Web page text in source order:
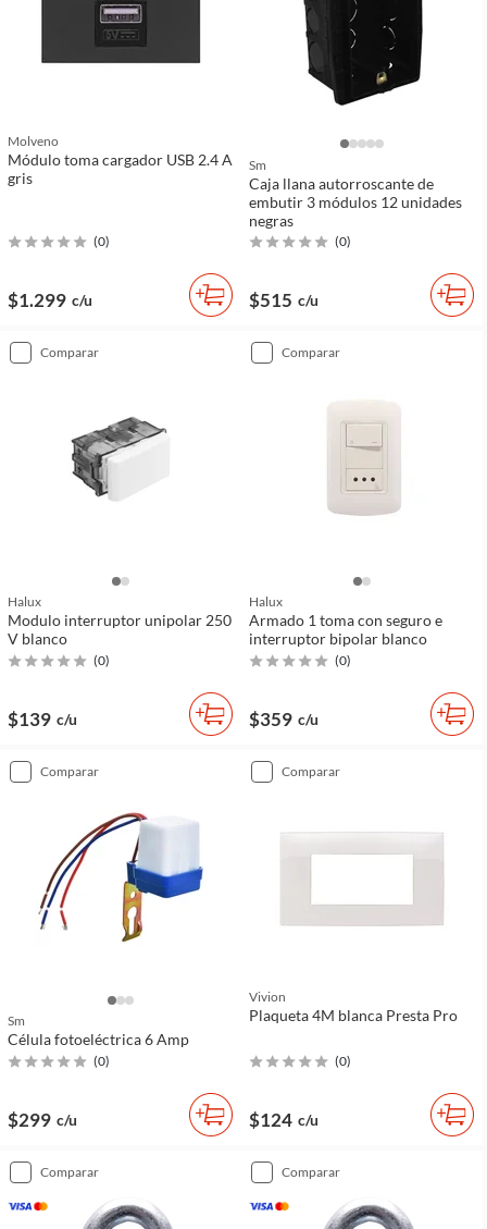
Molveno
Módulo toma cargador USB 2.4 A
gris
(0)
$1.299 c/u
Sm
Caja llana autorroscante de
embutir 3 módulos 12 unidades
negras
(0)
$515 c/u
comparar
Halux
Modulo interruptor unipolar 250
V blanco
(0)
$139 c/u
comparar
Halux
Armado 1 toma con seguro e
interruptor bipolar blanco
(0)
$359 c/u
comparar
Sm
Célula fotoeléctrica 6 Amp
(0)
$299 c/u
comparar
Vivion
Plaqueta 4M blanca Presta Pro
(0)
$124 c/u
comparar comparar